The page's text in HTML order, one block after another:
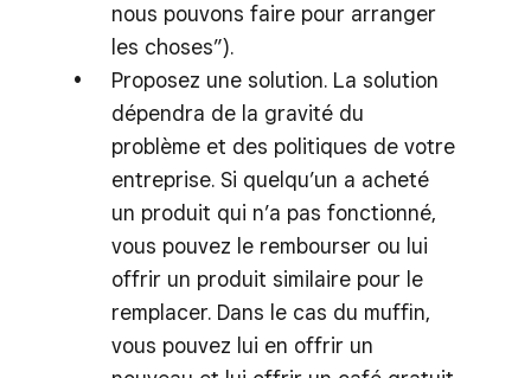
nous pouvons faire pour arranger
les choses”).
Proposez une solution. La solution
dépendra de la gravité du
problème et des politiques de votre
entreprise. Si quelqu’un a acheté
un produit qui n’a pas fonctionné,
vous pouvez le rembourser ou lui
offrir un produit similaire pour le
remplacer. Dans le cas du muffin,
vous pouvez lui en offrir un